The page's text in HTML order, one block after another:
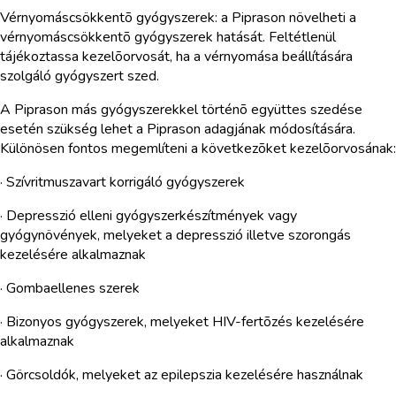
Vérnyomáscsökkentõ gyógyszerek: a Piprason növelheti a
vérnyomáscsökkentõ gyógyszerek hatását. Feltétlenül
tájékoztassa kezelõorvosát, ha a vérnyomása beállítására
szolgáló gyógyszert szed.
A Piprason más gyógyszerekkel történõ együttes szedése
esetén szükség lehet a Piprason adagjának módosítására.
Különösen fontos megemlíteni a következõket kezelõorvosának:
· Szívritmuszavart korrigáló gyógyszerek
· Depresszió elleni gyógyszerkészítmények vagy
gyógynövények, melyeket a depresszió illetve szorongás
kezelésére alkalmaznak
· Gombaellenes szerek
· Bizonyos gyógyszerek, melyeket HIV-fertõzés kezelésére
alkalmaznak
· Görcsoldók, melyeket az epilepszia kezelésére használnak